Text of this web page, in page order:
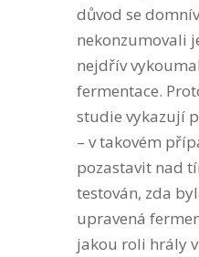
důvod se
nekonzumovali
nejdřív
fermentace.
studie vykazují
– v takovém
pozastavit nad
testován, zda
upravená
jakou roli hrály